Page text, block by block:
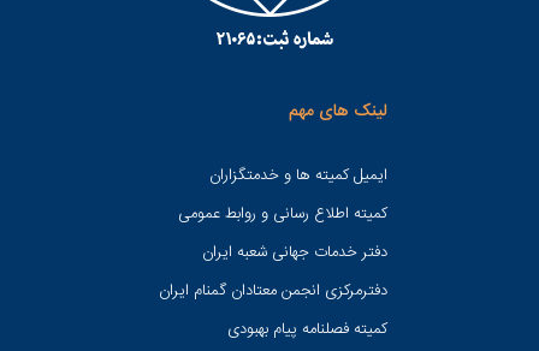
لینک های مهم
ایمیل کمیته ها و خدمتگزاران
کميته اطلاع رسانی و روابط عمومی
دفتر خدمات جهانی شعبه ايران
دفترمرکزی انجمن معتادان گمنام ایران
کمیته فصلنامه پیام بهبودی